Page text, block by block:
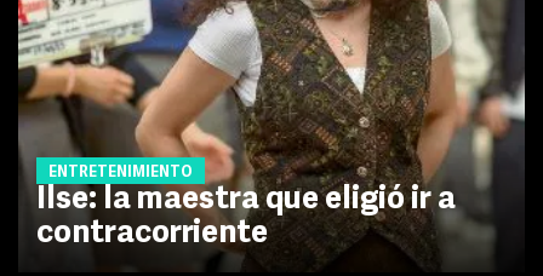
ENTRETENIMIENTO
Ilse: la maestra que eligió ir a
contracorriente